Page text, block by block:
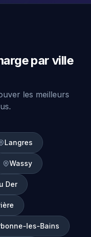
par ville
les meilleurs
Langres
Wassy
Der
les-Bains